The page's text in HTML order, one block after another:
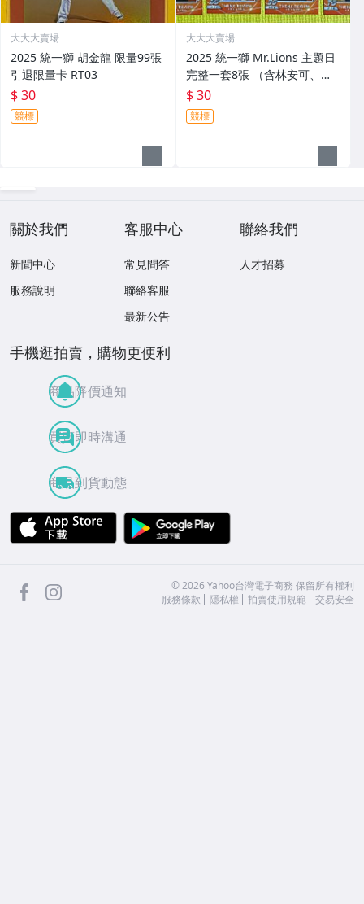
大大大賣場
2025 統一獅 胡金龍 限量99張
引退限量卡 RT03
$ 30
競標
大大大賣場
2025 統一獅 Mr.Lions 主題日
完整一套8張 （含林安可、蘇
智傑、陳傑憲）
$ 30
競標
關於我們
新聞中心
服務說明
客服中心
常見問答
聯絡客服
最新公告
聯絡我們
人才招募
手機逛拍賣，購物更便利
商品降價通知
買賣即時溝通
商品到貨動態
APP Store
facebook ©2026 Yahoo台灣電子商務 保留所有權利
服務條款
隱私權 拍賣使用規範 交易安全